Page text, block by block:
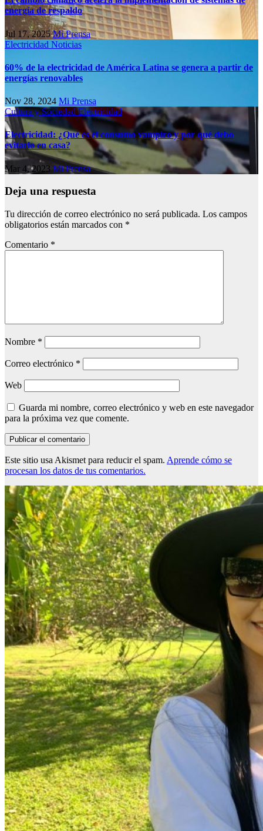
energía de respaldo
Jul 17, 2025Mi Prensa
Electricidad Noticias
60% de la electricidad de América Latina se genera a partir de
energías renovables
Nov 28, 2024 Mi Prensa
Cultura y SociedadElectricidad
Electricidad: ¿Qué es el consumo vampiro y por qué debo
evitarlo en casa?
Mar 4, 2023 Mi Prensa
Deja una respuesta
Tu dirección de correo electrónico no será publicada. Los campos
obligatorios están marcados con *
Comentario *
Nombre *
Correo electrónico *
Web
Guarda mi nombre, correo electrónico y web en este navegador
para la próxima vez que comente.
Este sitio usa Akismet para reducir el spam. Aprende cómo se
procesan los datos de tus comentarios.